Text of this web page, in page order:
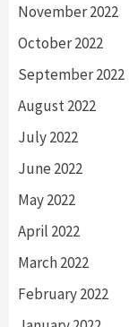
November 2022
October 2022
September 2022
August 2022
July 2022
June 2022
May 2022
April 2022
March 2022
February 2022